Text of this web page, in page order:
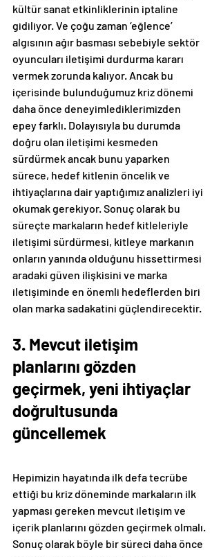
kültür sanat etkinliklerinin iptaline
gidiliyor. Ve çoğu zaman ‘eğlence’
algısının ağır basması sebebiyle sektör
oyuncuları iletişimi durdurma kararı
vermek zorunda kalıyor. Ancak bu
içerisinde bulunduğumuz kriz dönemi
daha önce deneyimlediklerimizden
epey farklı. Dolayısıyla bu durumda
doğru olan iletişimi kesmeden
sürdürmek ancak bunu yaparken
sürece, hedef kitlenin öncelik ve
ihtiyaçlarına dair yaptığımız analizleri iyi
okumak gerekiyor. Sonuç olarak bu
süreçte markaların hedef kitleleriyle
iletişimi sürdürmesi, kitleye markanın
onların yanında olduğunu hissettirmesi
aradaki güven ilişkisini ve marka
iletişiminde en önemli hedeflerden biri
olan marka sadakatini güçlendirecektir.
3. Mevcut iletişim
planlarını gözden
geçirmek, yeni ihtiyaçlar
doğrultusunda
güncellemek
Hepimizin hayatında ilk defa tecrübe
ettiği bu kriz döneminde markaların ilk
yapması gereken mevcut iletişim ve
içerik planlarını gözden geçirmek olmalı.
Sonuç olarak böyle bir süreci daha önce